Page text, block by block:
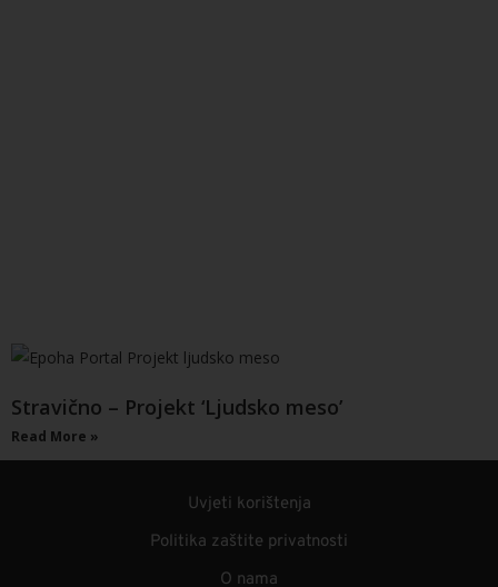
Stravično – Projekt ‘Ljudsko meso’
Read More »
Uvjeti korištenja
Politika zaštite privatnosti
O nama